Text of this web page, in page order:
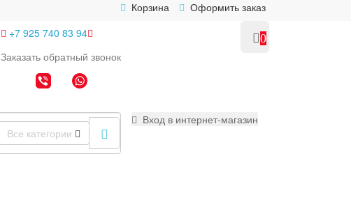
Корзина Оформить заказ
+7 925 740 83 94
Заказать обратный звонок
0
Все категории
Вход в интернет-магазин